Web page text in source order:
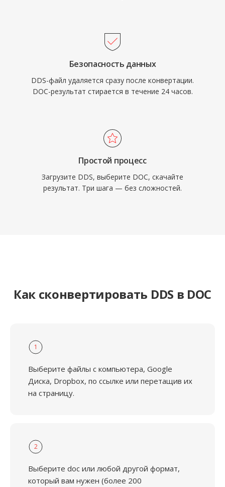
Безопасность данных
DDS-файл удаляется сразу после конвертации.
DOC-результат стирается в течение 24 часов.
Простой процесс
Загрузите DDS, выберите DOC, скачайте
результат. Три шага — без сложностей.
Как сконвертировать DDS в DOC
1
Выберите файлы с компьютера, Google
Диска, Dropbox, по ссылке или перетащив их
на страницу.
2
Выберите doc или любой другой формат,
который вам нужен (более 200